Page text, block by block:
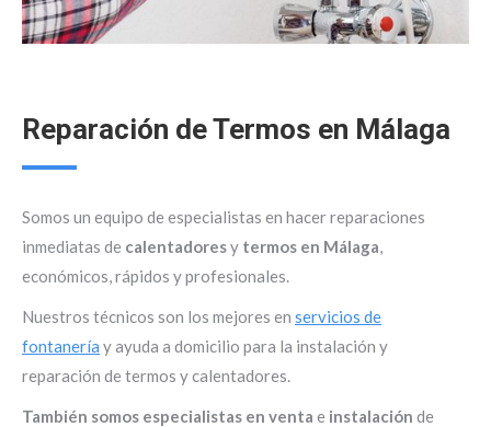
Reparación de Termos en Málaga
Somos un equipo de especialistas en hacer reparaciones
inmediatas de calentadoresy termos en Málaga,
económicos, rápidos y profesionales.
Nuestros técnicos son los mejores en servicios de
fontanería y ayuda a domicilio para la instalación y
reparación de termos y calentadores.
También somos especialistas en venta e instalación de